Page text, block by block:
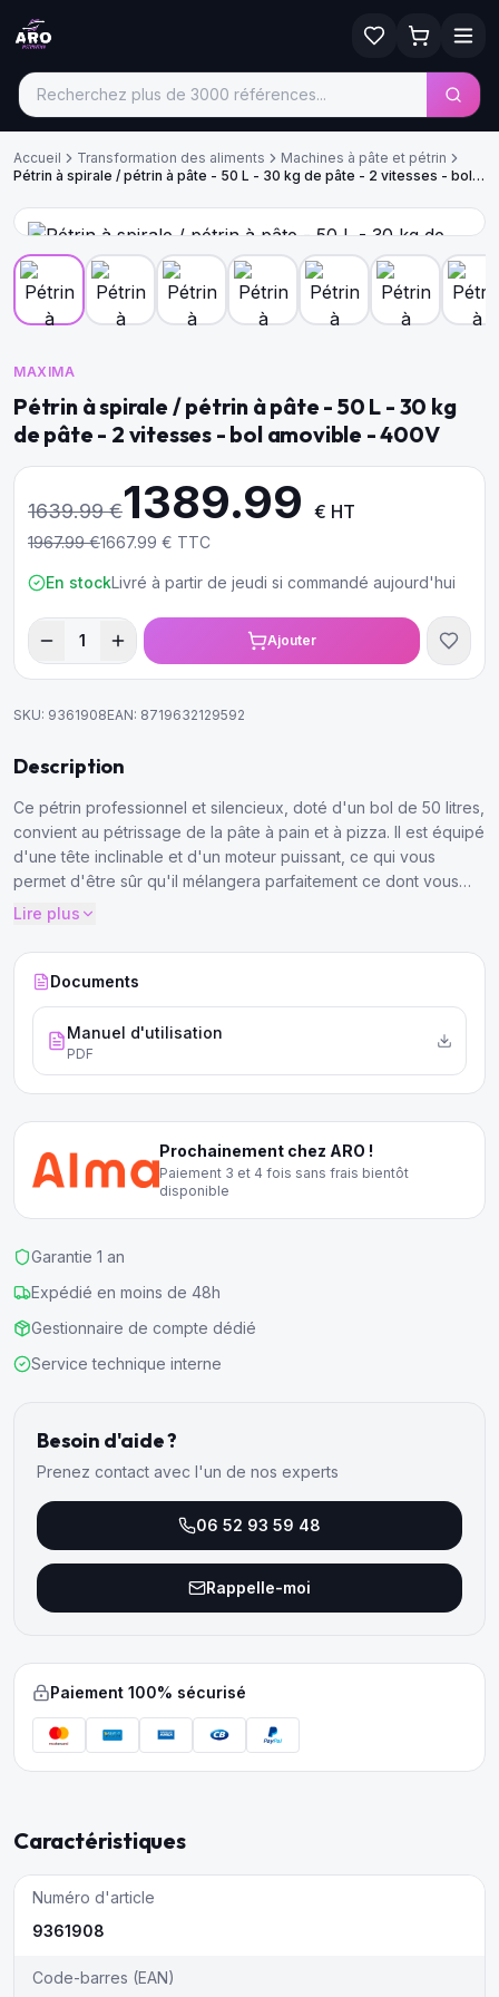
Accueil Transformation des aliments
Machines à pâte et pétrin
Pétrin à spirale / pétrin à pâte - 50 L - 30 kg de pâte - 2 vitesses - bol
MAXIMA
Pétrin à spirale / pétrin à pâte - 50 L - 30 kg
de pâte - 2 vitesses - bol amovible - 400V
1639.99€1389.99 € HT
1967.99€1667.99 € TTC
En stockLivré à partir de jeudi si commandé aujourd'hui
1 Ajouter
SKU: 9361908EAN: 8719632129592
Description
Ce pétrin professionnel et silencieux, doté d'un bol de 50 litres,
convient au pétrissage de la pâte à pain et à pizza. Il est équipé
d'une tête inclinable et d'un moteur puissant, ce qui vous
permet d'être sûr qu'il mélangera parfaitement ce dont vous
avez besoin. Il peut pétrir jusqu'à 30 kg de pâte et dispose de
Lire plus
Documents
Manuel d'utilisation
PDF
Prochainement chez ARO !
Paiement 3 et 4 fois sans frais bientôt
disponible
Garantie 1 an
Expédié en moins de 48h
Gestionnaire de compte dédié
Service technique interne
Besoin d'aide ?
Prenez contact avec l'un de nos experts
06 52 93 59 48
Rappelle-moi
Paiement 100% sécurisé
Caractéristiques
Numéro d'article
9361908
Code-barres (EAN)